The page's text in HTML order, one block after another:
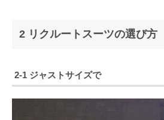
2 リクルートスーツの選び方
2-1 ジャストサイズで